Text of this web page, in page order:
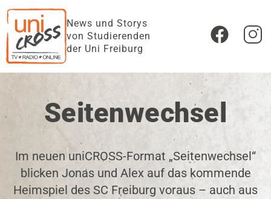
News und Storys
von Studierenden
der Uni Freiburg
Seitenwechsel
Im neuen uniCROSS-Format „Seitenwechsel“
blicken Jonas und Alex auf das kommende
Heimspiel des SC Freiburg voraus – auch aus